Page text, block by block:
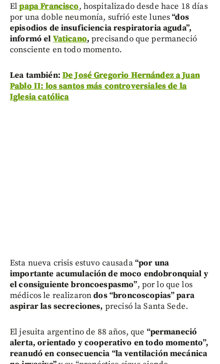
El papa Francisco, hospitalizado desde hace 18 días
por una doble neumonía, sufrió este lunes“dos
episodios de insuficiencia respiratoria aguda”,
informó el Vaticano, precisando que permaneció
consciente en todo momento.
Lea también: De José Gregorio Hernández a Juan
Pablo II: los santos más controversiales de la
Iglesia católica
Esta nueva crisis estuvo causada“por una
importante acumulación de moco endobronquial y
el consiguiente broncoespasmo”, por lo que los
médicos le realizarondos “broncoscopias” para
aspirar las secreciones, precisó la Santa Sede.
El jesuita argentino de 88 años, que “permaneció
alerta, orientado y cooperativo en todo momento”,
reanudó en consecuencia “la ventilación mecánica